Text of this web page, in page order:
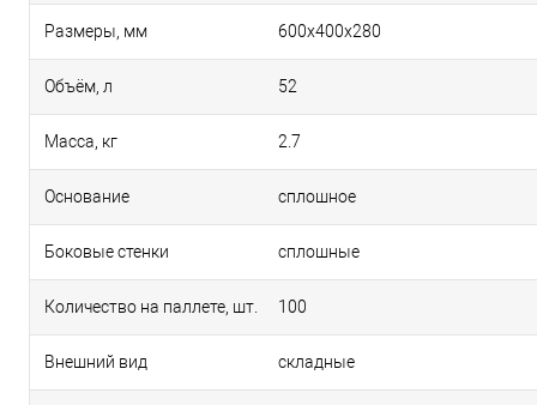
Размеры, мм 600х400х280
Объём, л 52
Масса, кг 2.7
Основание сплошное
Боковые стенки сплошные
Количество на паллете, шт. 100
Внешний вид складные